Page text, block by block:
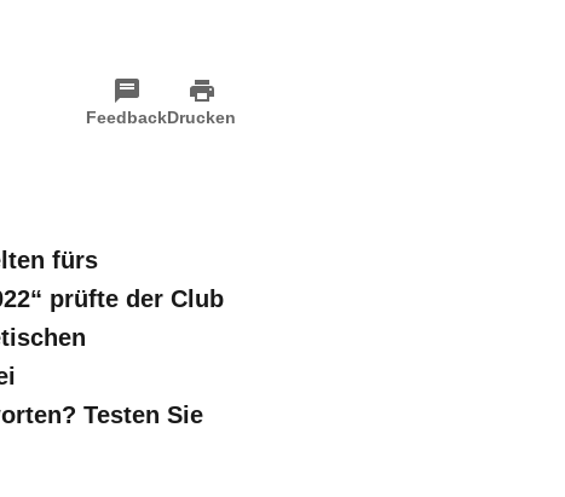
FeedbackDrucken
fürs
prüfte der Club
Testen Sie